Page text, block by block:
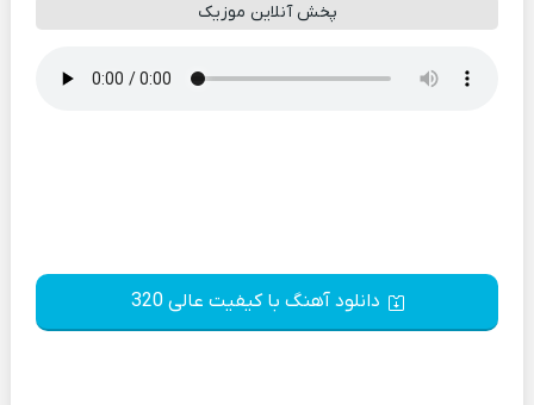
پخش آنلاین موزیک
دانلود آهنگ با کیفیت عالی 320